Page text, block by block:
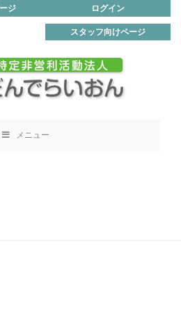
ログイン
ジ
スタッフ向けページ
メニュー